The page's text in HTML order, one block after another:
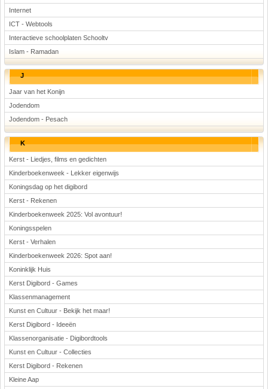
Internet
ICT - Webtools
Interactieve schoolplaten Schooltv
Islam - Ramadan
J
Jaar van het Konijn
Jodendom
Jodendom - Pesach
K
Kerst - Liedjes, films en gedichten
Kinderboekenweek - Lekker eigenwijs
Koningsdag op het digibord
Kerst - Rekenen
Kinderboekenweek 2025: Vol avontuur!
Koningsspelen
Kerst - Verhalen
Kinderboekenweek 2026: Spot aan!
Koninklijk Huis
Kerst Digibord - Games
Klassenmanagement
Kunst en Cultuur - Bekijk het maar!
Kerst Digibord - Ideeën
Klassenorganisatie - Digibordtools
Kunst en Cultuur - Collecties
Kerst Digibord - Rekenen
Kleine Aap